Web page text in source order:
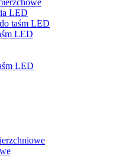
LED
taśm LED
LED
LED